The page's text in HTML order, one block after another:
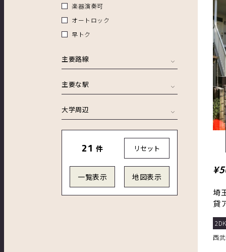
埼
貸
西
楽器演奏可
オートロック
早トク
主要路線
主要な駅
大学周辺
21 件 リセット
一覧表示 地図表示